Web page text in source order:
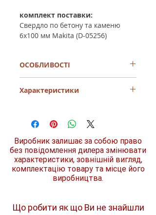
комплект поставки:
Свердло по бетону та каменю
6x100 мм Makita (D-05256)
ОСОБЛИВОСТІ
мм Makita (D-05256)
Характеристики
бетону
ID код D-05256
Діаметр 6 мм
100 мм
Комплект 1 шт.
Виробник залишає за собою право
без повідомлення дилера змінювати
характеристики, зовнішній вигляд,
комплектацію товару та місце його
виробництва.
Що робити як що Ви не знайшли